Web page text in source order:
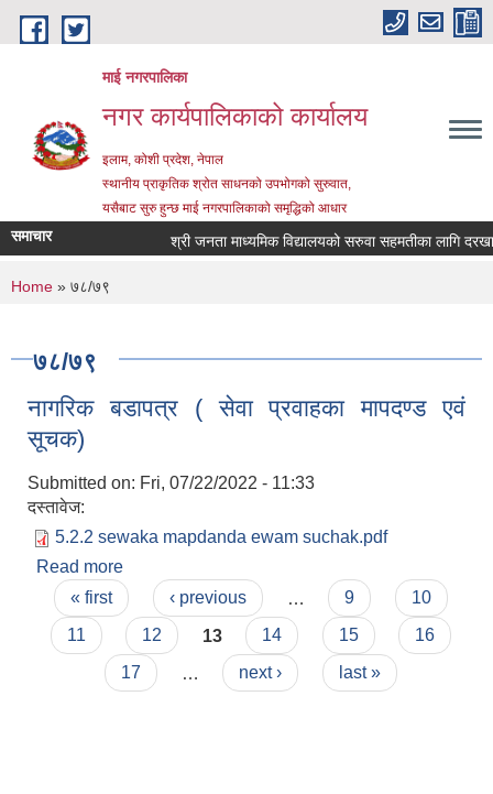
Skip to main content
माई नगरपालिका
नगर कार्यपालिकाको कार्यालय
इलाम, कोशी प्रदेश, नेपाल
स्थानीय प्राकृतिक श्रोत साधनको उपभोगको सुरुवात,
यसैबाट सुरु हुन्छ माई नगरपालिकाको समृद्धिको आधार
समाचार श्री जनता माध्यमिक विद्यालयको सरुवा सहमतीका लागि
You are here
Home » ७८/७९
७८/७९
नागरिक बडापत्र ( सेवा प्रवाहका मापदण्ड एवं
सूचक)
Submitted on: Fri, 07/22/2022 - 11:33
दस्तावेज:
5.2.2 sewaka mapdanda ewam suchak.pdf
Read more
सूचक)
Pages
« first ‹ previous 9
10
11
12 13 14 15
16
17
next › last »